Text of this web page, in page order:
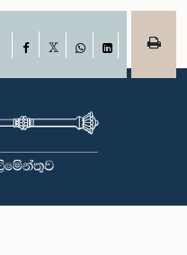
Facebook
WhatsAppLinkedIn